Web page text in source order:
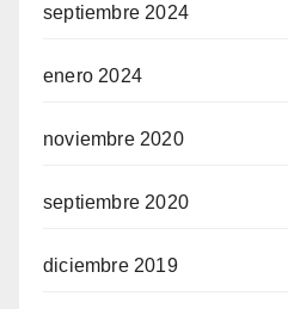
septiembre 2024
enero 2024
noviembre 2020
septiembre 2020
diciembre 2019